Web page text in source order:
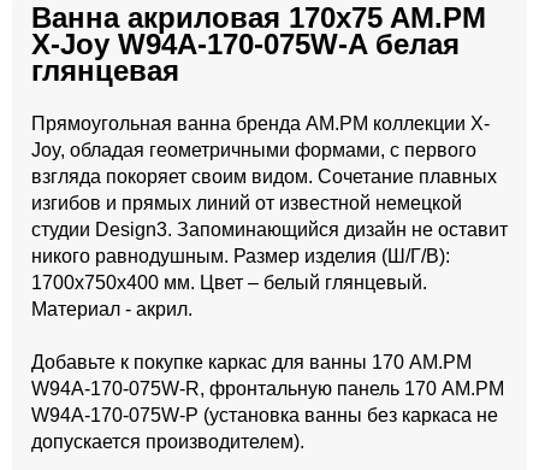
Ванна акриловая 170x75 AM.PM
X-Joy W94A-170-075W-A белая
глянцевая
Прямоугольная ванна бренда AM.PM коллекции X-
Joy, обладая геометричными формами, с первого
взгляда покоряет своим видом. Сочетание плавных
изгибов и прямых линий от известной немецкой
студии Design3. Запоминающийся дизайн не оставит
никого равнодушным. Размер изделия (Ш/Г/В):
1700x750x400 мм. Цвет – белый глянцевый.
Материал - акрил.
Добавьте к покупке каркас для ванны 170 AM.PM
W94A-170-075W-R, фронтальную панель 170 AM.PM
W94A-170-075W-P (установка ванны без каркаса не
допускается производителем).